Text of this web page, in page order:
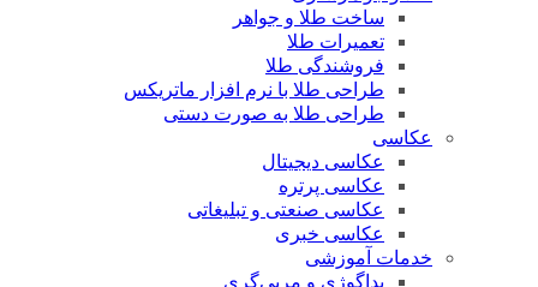
ساخت طلا و جواهر
تعمیرات طلا
فروشندگی طلا
طراحی طلا با نرم افزار ماتریکس
طراحی طلا به صورت دستی
عکاسی
عکاسی دیجیتال
عکاسی پرتره
عکاسی صنعتی و تبلیغاتی
عکاسی خبری
خدمات آموزشی
پداگوژی و مربی‌گری